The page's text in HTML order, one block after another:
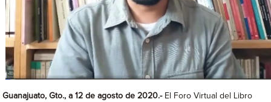
Guanajuato, Gto., a 12 de agosto de 2020.- El Foro Virtual del Libro